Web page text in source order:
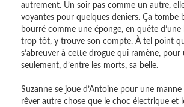
autrement. Un soir pas comme un autre,
voyantes pour quelques deniers. Ça tombe
bourré comme une éponge, en quête
trop tôt, y trouve son compte. À tel point
s’abreuver à cette drogue qui ramène,
seulement, d’entre les morts, sa belle.
Suzanne se joue d’Antoine pour une
rêver autre chose que le choc électrique et